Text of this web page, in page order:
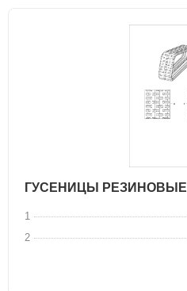
ГУСЕНИЦЫ РЕЗИНОВЫЕ
1
2